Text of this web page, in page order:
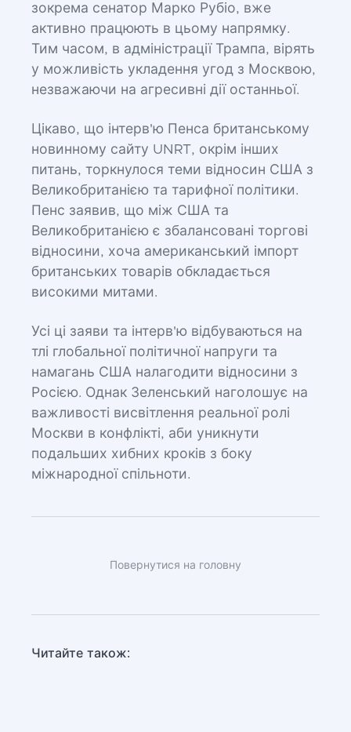
зокрема сенатор Марко Рубіо, вже
активно працюють в цьому напрямку.
Тим часом, в адміністрації Трампа, вірять
у можливість укладення угод з Москвою,
незважаючи на агресивні дії останньої.
Цікаво, що інтерв'ю Пенса британському
новинному сайту UNRT, окрім інших
питань, торкнулося теми відносин США з
Великобританією та тарифної політики.
Пенс заявив, що між США та
Великобританією є збалансовані торгові
відносини, хоча американський імпорт
британських товарів обкладається
високими митами.
Усі ці заяви та інтерв'ю відбуваються на
тлі глобальної політичної напруги та
намагань США налагодити відносини з
Росією. Однак Зеленський наголошує на
важливості висвітлення реальної ролі
Москви в конфлікті, аби уникнути
подальших хибних кроків з боку
міжнародної спільноти.
Повернутися на головну
Читайте також: